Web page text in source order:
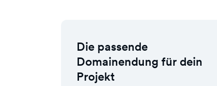
Die passende
Domainendung für dein
Projekt